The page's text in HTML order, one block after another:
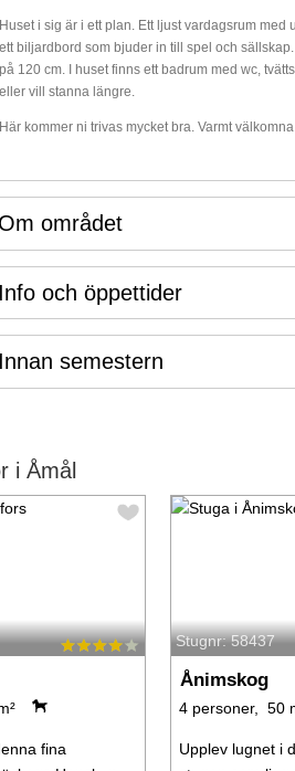
Huset i sig är i ett plan. Ett ljust vardagsrum
ett biljardbord som bjuder in till spel och
på 120 cm. I huset finns ett badrum med wc,
eller vill stanna längre.
Här kommer ni trivas mycket bra. Varmt
Om området
Info och öppettider
Innan semestern
i Åmål
fina
Stugnr: 58437
Ånimskog
4 personer, 50
Upplev lugnet i